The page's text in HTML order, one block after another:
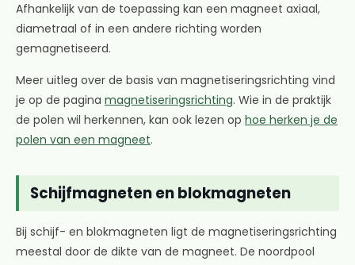
Afhankelijk van de toepassing kan een magneet axiaal,
diametraal of in een andere richting worden
gemagnetiseerd.
Meer uitleg over de basis van magnetiseringsrichting vind
je op de pagina magnetiseringsrichting. Wie in de praktijk
de polen wil herkennen, kan ook lezen op hoe herken je de
polen van een magneet.
Schijfmagneten en blokmagneten
Bij schijf- en blokmagneten ligt de magnetiseringsrichting
meestal door de dikte van de magneet. De noordpool